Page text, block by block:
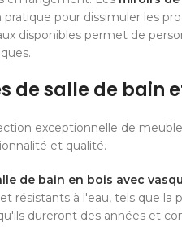
pour dissimuler les
disponibles permet de
de salle de bain
exceptionnelle de
et qualité.
de bain en bois avec
résistants à l'eau, tels que la
dureront des années et